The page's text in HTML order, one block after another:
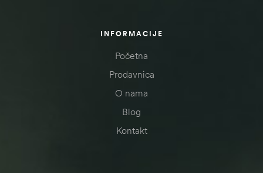
INFORMACIJE
Početna
Prodavnica
O nama
Blog
Kontakt